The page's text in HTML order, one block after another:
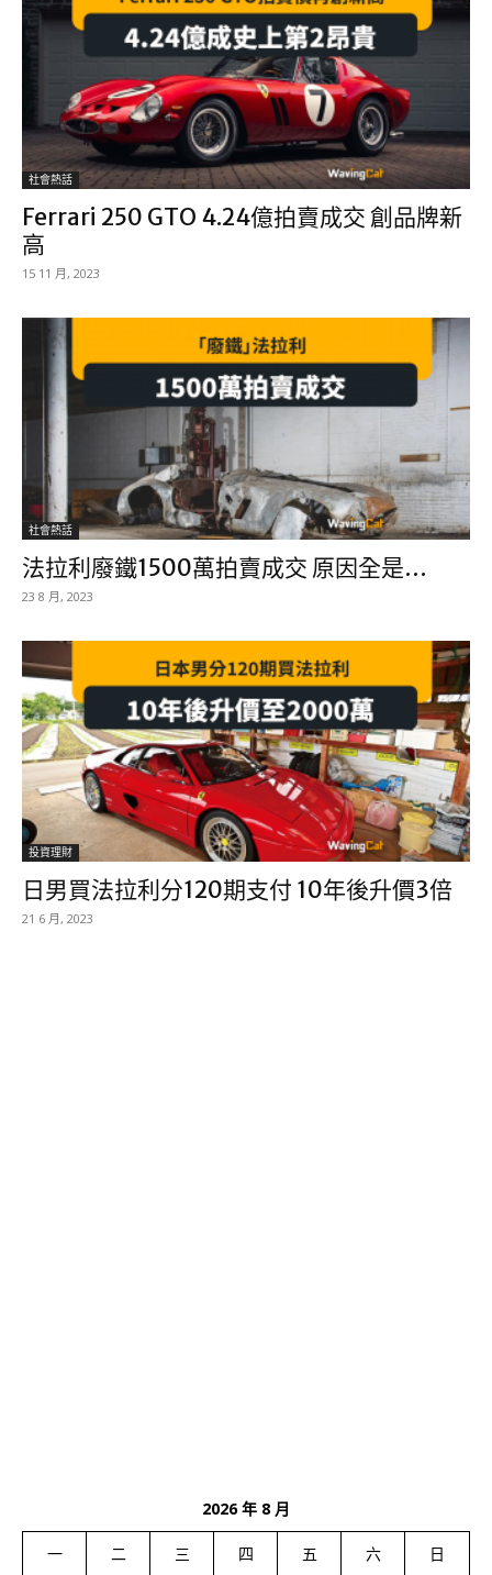
社會熱話
Ferrari 250 GTO 4.24億拍賣成交 創品牌新
高
15 11 月, 2023
社會熱話
法拉利廢鐵1500萬拍賣成交 原因全是…
23 8 月, 2023
投資理財
日男買法拉利分120期支付 10年後升價3倍
21 6 月, 2023
2026 年 8 月
一 二 三 四 五 六 日